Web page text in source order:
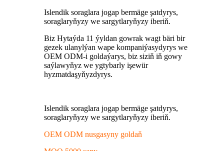
Islendik soraglara jogap bermäge şatdyrys,
soraglaryňyzy we sargytlaryňyzy iberiň.
Biz Hytaýda 11 ýyldan gowrak wagt bäri bir
gezek ulanylýan wape kompaniýasydyrys we
OEM ODM-i goldaýarys, biz siziň iň gowy
saýlawyňyz we ygtybarly işewür
hyzmatdaşyňyzdyrys.
Islendik soraglara jogap bermäge şatdyrys,
soraglaryňyzy we sargytlaryňyzy iberiň.
OEM ODM nusgasyny goldaň